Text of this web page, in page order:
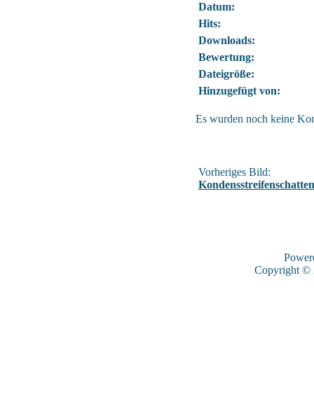
Datum:
Hits:
Downloads:
Bewertung:
Dateigröße:
Hinzugefügt von:
Es wurden noch keine
Vorheriges Bild:
Copyright ©